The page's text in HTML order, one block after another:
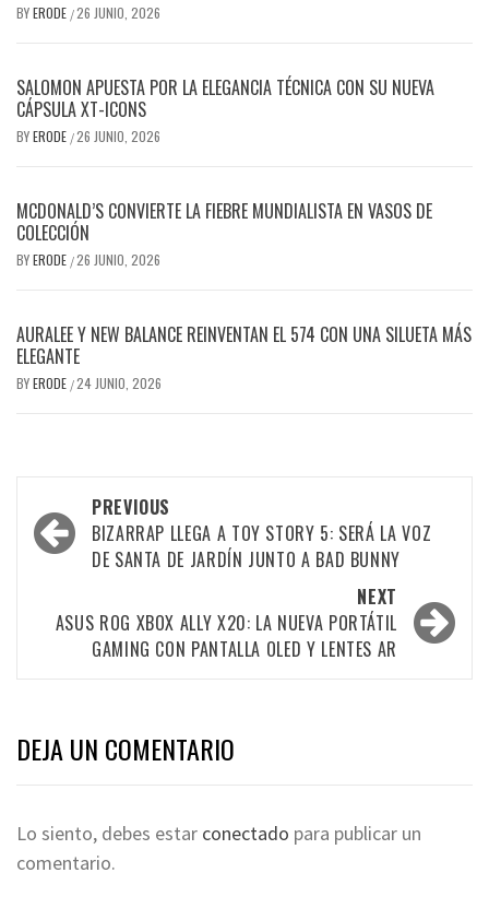
BYERODE /26 JUNIO, 2026
SALOMON APUESTA POR LA ELEGANCIA TÉCNICA CON SU NUEVA
CÁPSULA XT-ICONS
BYERODE /26 JUNIO, 2026
MCDONALD’S CONVIERTE LA FIEBRE MUNDIALISTA EN VASOS DE
COLECCIÓN
BYERODE /26 JUNIO, 2026
AURALEE Y NEW BALANCE REINVENTAN EL 574 CON UNA SILUETA MÁS
ELEGANTE
BYERODE /24 JUNIO, 2026
PREVIOUS
BIZARRAP LLEGA A TOY STORY 5: SERÁ LA VOZ
DE SANTA DE JARDÍN JUNTO A BAD BUNNY
NEXT
ASUS ROG XBOX ALLY X20: LA NUEVA PORTÁTIL
GAMING CON PANTALLA OLED Y LENTES AR
DEJA UN COMENTARIO
Lo siento, debes estar conectado para publicar un
comentario.